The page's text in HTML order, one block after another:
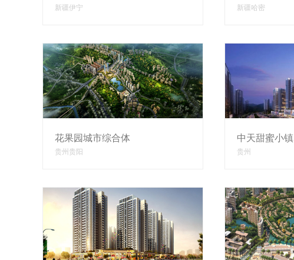
新疆伊宁 新疆哈密
花果园城市综合体
贵州贵阳
中天甜蜜小镇
贵州